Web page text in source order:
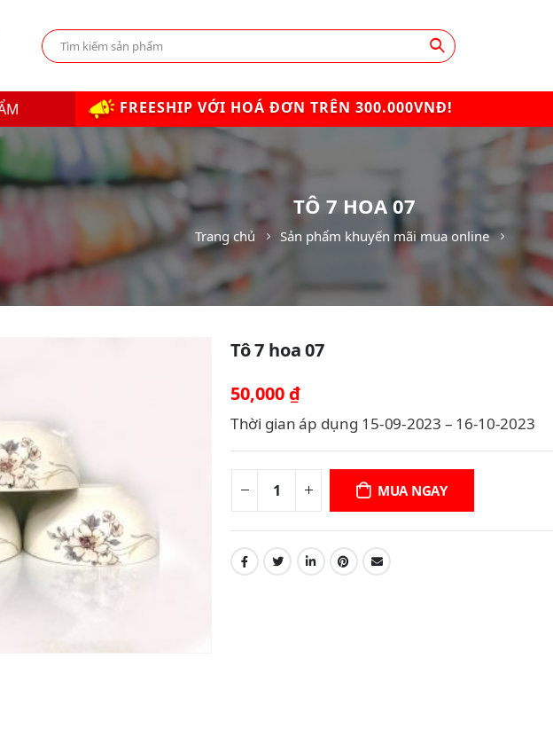
FREESHIP VỚI HOÁ ĐƠN TRÊN 300.000VNĐ!
TÔ 7 HOA 07
Trang chủ Sản phẩm khuyến mãi mua online
Tô 7 hoa 07
50,000 ₫
Thời gian áp dụng 15-09-2023 – 16-10-2023
MUA NGAY